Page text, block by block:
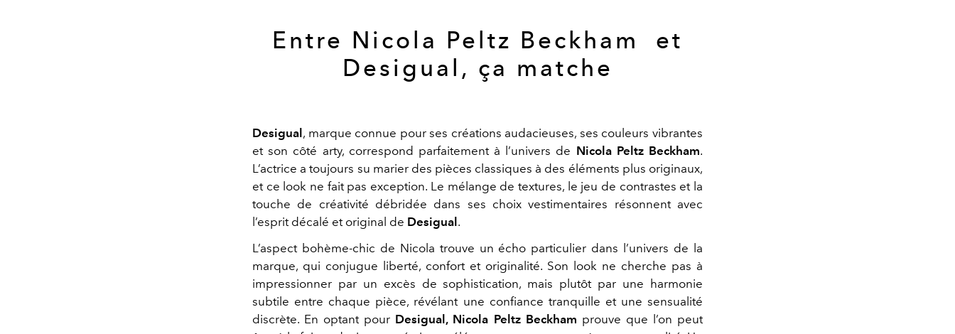
Entre Nicola Peltz Beckham et
Desigual, ça matche
Desigual , marque connue pour ses créations audacieuses, ses couleurs vibrantes
et son côté arty, correspond parfaitement à l’univers de Nicola Peltz Beckham.
L’actrice a toujours su marier des pièces classiques à des éléments plus originaux,
et ce look ne fait pas exception. Le mélange de textures, le jeu de contrastes et la
touche de créativité débridée dans ses choix vestimentaires résonnent avec
l’esprit décalé et original de Desigual .
L’aspect bohème-chic de Nicola trouve un écho particulier dans l’univers de la
marque, qui conjugue liberté, confort et originalité. Son look ne cherche pas à
impressionner par un excès de sophistication, mais plutôt par une harmonie
subtile entre chaque pièce, révélant une confiance tranquille et une sensualité
discrète. En optant pour Desigual, Nicola Peltz Beckham prouve que l’on peut